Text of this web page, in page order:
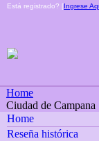
Está registrado? [Ingrese
Home
Ciudad de Campana
Home
Reseña histórica